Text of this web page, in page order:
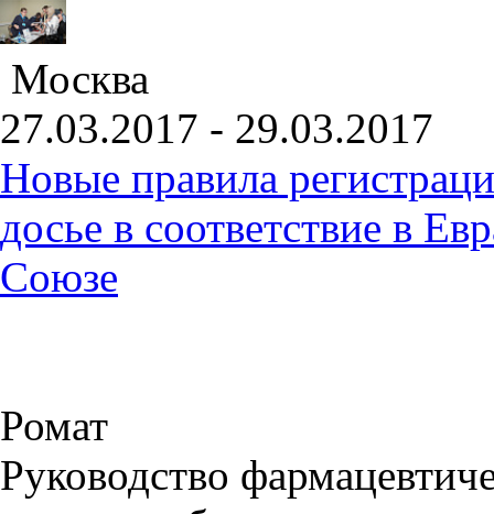
Москва
27.03.2017 - 29.03.2017
Новые правила
досье в соответствие в
Союзе
Ромат
Руководство